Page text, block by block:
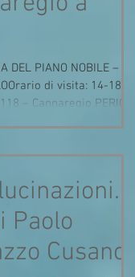
DEL PIANO NOBILE –
di visita: 14-18 –
– Cannaregio
martedì al sabato ore
Galleria del Piano
sede storica della
più p
Paolo
Cusano